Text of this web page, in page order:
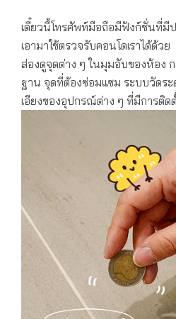
เดี๋ยวนี้โทรศัพท์มือถือมีฟังก์ชั่นที่มี
เอามาใช้ตรวจรับคอนโดเราได้ด้ว
ส่องดูจุดต่าง ๆ ในมุมอับของห้อง ก
ฐาน จุดที่ต้องซ่อมแซม ระบบวัดระ
เอียงของอุปกรณ์ต่าง ๆ ที่มีการติด